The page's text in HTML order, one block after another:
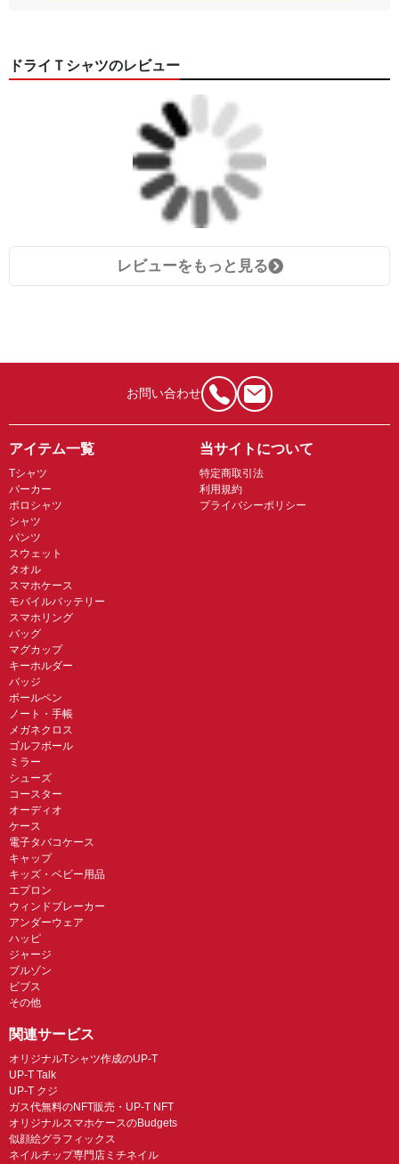
ドライＴシャツのレビュー
レビューをもっと見る
お問い合わせ
アイテム一覧
Tシャツ
パーカー
ポロシャツ
シャツ
パンツ
スウェット
タオル
スマホケース
モバイルバッテリー
スマホリング
バッグ
マグカップ
キーホルダー
バッジ
ボールペン
ノート・手帳
メガネクロス
ゴルフボール
ミラー
シューズ
コースター
オーディオ
ケース
電子タバコケース
キャップ
キッズ・ベビー用品
エプロン
ウィンドブレーカー
アンダーウェア
ハッピ
ジャージ
ブルゾン
ビブス
その他
当サイトについて
特定商取引法
利用規約
プライバシーポリシー
関連サービス
オリジナルTシャツ作成のUP-T
UP-T Talk
UP-T クジ
ガス代無料のNFT販売・UP-T NFT
オリジナルスマホケースのBudgets
似顔絵グラフィックス
ネイルチップ専門店ミチネイル